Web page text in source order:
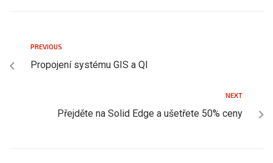
PREVIOUS
Propojení systému GIS a QI
NEXT
Přejděte na Solid Edge a ušetřete 50% ceny